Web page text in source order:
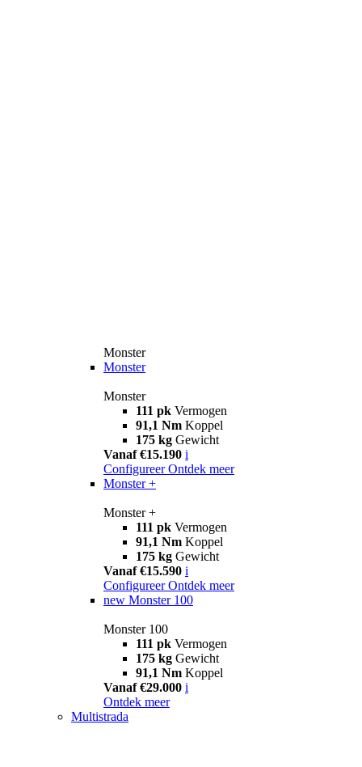
Monster
Monster
Monster
111 pk Vermogen
91,1 Nm Koppel
175 kg Gewicht
Vanaf €15.190 i
Configureer Ontdek meer
Monster +
Monster +
111 pk Vermogen
91,1 Nm Koppel
175 kg Gewicht
Vanaf €15.590 i
Configureer Ontdek meer
new Monster 100
Monster 100
111 pk Vermogen
175 kg Gewicht
91,1 Nm Koppel
Vanaf €29.000 i
Ontdek meer
Multistrada